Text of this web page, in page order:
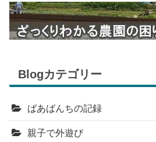
Blogカテゴリー
ばあばんちの記録
親子で外遊び